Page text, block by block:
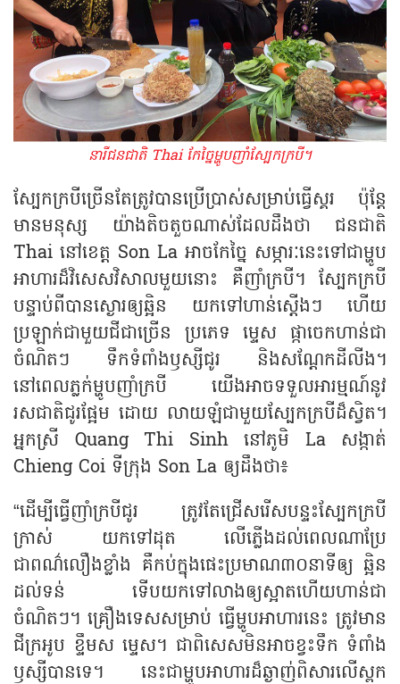
នារីជនជាតិ Thai កែច្នៃម្ហូបញាំស្បែកក្របី។
ស្បែកក្របីច្រើនតែត្រូវបានប្រើប្រាស់សម្រាប់ធ្វើស្គរ ប៉ុន្តែ
មានមនុស្ស យ៉ាងតិចតួចណាស់ដែលដឹងថា ជនជាតិ
Thai នៅខេត្ត Son La អាចកែច្នៃ សម្ភារៈនេះទៅជាម្ហូប
អាហារដ៏វិសេសវិសាលមួយនោះ គឺញាំក្របី។ ស្បែកក្របី
បន្ទាប់ពីបានស្ងោរឲ្យឆ្អិន យកទៅហាន់ស្ដើងៗ ហើយ
ប្រឡាក់ជាមួយជីជាច្រើន ប្រភេទ ម្ទេស ផ្កាចេកហាន់ជា
ចំណិតៗ ទឹកទំពាំងឫស្សីជូរ និងសណ្ដែកដីលីង។
នៅពេលភ្លក់ម្ហូបញាំក្របី យើងអាចទទួលអារម្មណ៍នូវ
រសជាតិជូរផ្អែម ដោយ លាយឡំជាមួយស្បែកក្របីដ៏ស្វិត។
អ្នកស្រី Quang Thi Sinh នៅភូមិ La សង្កាត់
Chieng Coi ទីក្រុង Son La ឲ្យដឹងថា៖
“ដើម្បីធ្វើញាំក្របីជូរ ត្រូវតែជ្រើសរើសបន្ទះស្បែកក្របី
ក្រាស់ យកទៅដុត លើភ្លើងដល់ពេលណាប្រែ
ជាពណ៌លឿងខ្លាំង គឺកប់ក្នុងផេះប្រមាណ៣០នាទីឲ្យ ឆ្អិន
ដល់ទន់ ទើបយកទៅលាងឲ្យស្អាតហើយហាន់ជា
ចំណិតៗ។ គ្រឿងទេសសម្រាប់ ធ្វើម្ហូបអាហារនេះ ត្រូវមាន
ជីក្រអូប ខ្ទឹមស ម្ទេស។ ជាពិសេសមិនអាចខ្វះទឹក ទំពាំង
ឫស្សីបានទេ។ នេះជាម្ហូបអាហារដ៏ឆ្ងាញ់ពិសារលើស្ពក